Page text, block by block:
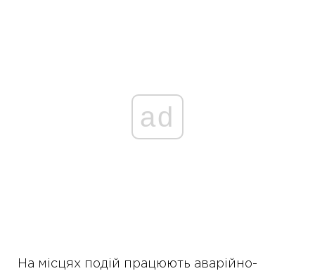
ad
На місцях подій працюють аварійно-